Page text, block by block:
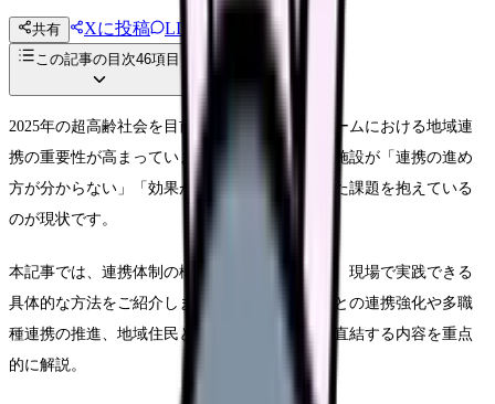
共有 Xに投稿 LINE
投稿文コピー
この記事の目次46項目
2025年の超高齢社会を目前に控え、グループホームにおける地域連
携の重要性が高まっています。しかし、多くの施設が「連携の進め
方が分からない」「効果が見えにくい」といった課題を抱えている
のが現状です。
本記事では、連携体制の構築から効果測定まで、現場で実践できる
具体的な方法をご紹介します。特に、医療機関との連携強化や多職
種連携の推進、地域住民との協働など、実務に直結する内容を重点
的に解説。